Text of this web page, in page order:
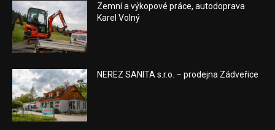
Zemní a výkopové práce, autodoprava
Karel Volný
NEREZ SANITA s.r.o. – prodejna Zádveřice